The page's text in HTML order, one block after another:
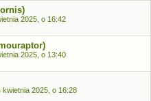
2025, o 16:42
2025, o 13:40
kwietnia 2025, o 16:28